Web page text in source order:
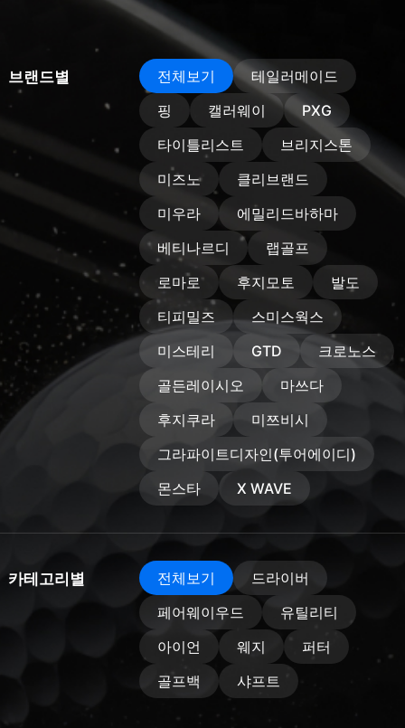
브랜드별 전체보기
테일러메이드
핑
캘러웨이
PXG
타이틀리스트
브리지스톤
미즈노
클리브랜드
미우라
에밀리드바하마
베티나르디
랩골프
로마로
후지모토
발도
티피밀즈
스미스웍스
미스테리
GTD
크로노스
골든레이시오
마쓰다
후지쿠라
미쯔비시
그라파이트디자인(투어에이디)
몬스타
X WAVE
카테고리별 전체보기
드라이버
페어웨이우드
유틸리티
아이언
웨지
퍼터
골프백
샤프트